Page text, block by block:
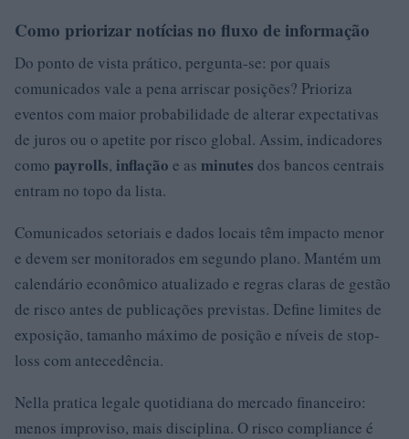
Como priorizar notícias no fluxo de informação
Do ponto de vista prático, pergunta-se: por quais
comunicados vale a pena arriscar posições? Prioriza
eventos com maior probabilidade de alterar expectativas
de juros ou o apetite por risco global. Assim, indicadores
como payrolls, inflação e as minutes dos bancos centrais
entram no topo da lista.
Comunicados setoriais e dados locais têm impacto menor
e devem ser monitorados em segundo plano. Mantém um
calendário econômico atualizado e regras claras de gestão
de risco antes de publicações previstas. Define limites de
exposição, tamanho máximo de posição e níveis de stop-
loss com antecedência.
Nella pratica legale quotidiana do mercado financeiro:
menos improviso, mais disciplina. O risco compliance é